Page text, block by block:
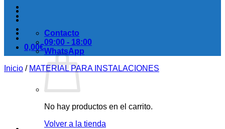
0,00€
No hay productos en el carrito.
Volver a la tienda
Contacto
09:00 - 18:00
WhatsApp
Inicio / MATERIAL PARA INSTALACIONES